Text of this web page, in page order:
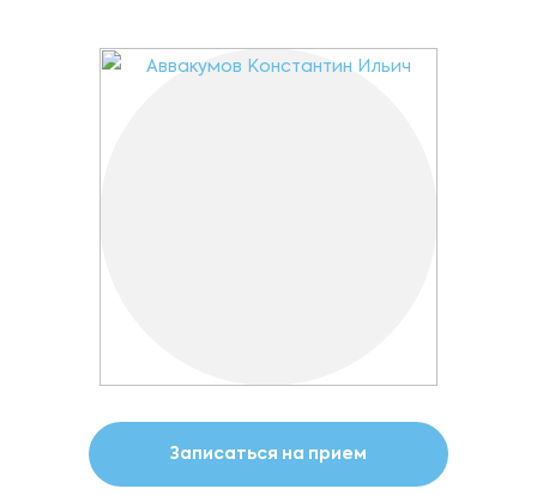
Записаться на прием